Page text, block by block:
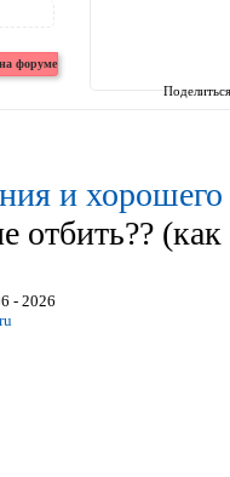
и хорошего
отбить??
- 2026